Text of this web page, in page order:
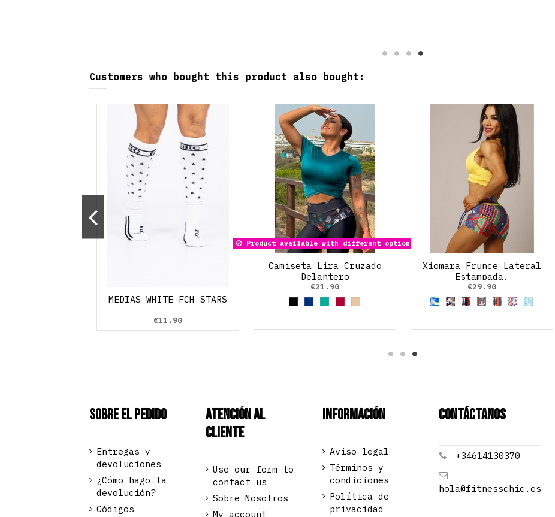
Customers who bought this product also bought:
MEDIAS WHITE FCH STARS
€11.90
Product available with different options
Camiseta Lira Cruzado
Delantero
€21.90
BlackAzul Marino
Verde aguamarina
Rojo Rubí
Dorado
Xiomara Frunce Lateral
Estampada.
€29.90
EiraDonuts
RockCamuflaje
IndiaAcuarela
Versus
Sobre el pedido
Entregas y
devoluciones
¿Cómo hago la
devolución?
Códigos
Atención al
Cliente
Use our form to
contact us
Sobre Nosotros
My account
Información
Aviso legal
Términos y
condiciones
Política de
privacidad
Contáctanos
+34614130370
hola@fitnesschic.es